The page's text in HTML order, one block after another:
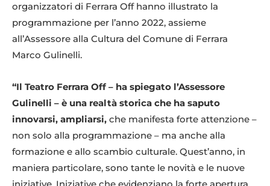
organizzatori di Ferrara Off hanno illustrato la
programmazione per l’anno 2022, assieme
all’Assessore alla Cultura del Comune di Ferrara
Marco Gulinelli.
“Il Teatro Ferrara Off – ha spiegato l’Assessore
Gulinelli – è una realtà storica che ha saputo
innovarsi, ampliarsi, che manifesta forte attenzione –
non solo alla programmazione – ma anche alla
formazione e allo scambio culturale. Quest’anno, in
maniera particolare, sono tante le novità e le nuove